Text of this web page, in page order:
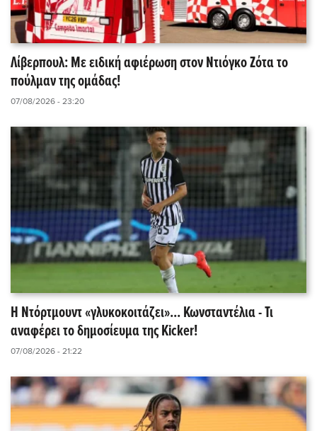
Λίβερπουλ: Με ειδική αφιέρωση στον Ντιόγκο Ζότα το
πούλμαν της ομάδας!
07/08/2026 - 23:20
Η Ντόρτμουντ «γλυκοκοιτάζει»... Κωνσταντέλια - Τι
αναφέρει το δημοσίευμα της Kicker!
07/08/2026 - 21:22